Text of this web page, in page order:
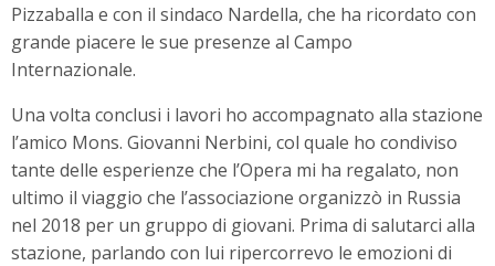
Pizzaballa e con il sindaco Nardella, che ha ricordato con
grande piacere le sue presenze al Campo
Internazionale.
Una volta conclusi i lavori ho accompagnato alla stazione
l’amico Mons. Giovanni Nerbini, col quale ho condiviso
tante delle esperienze che l’Opera mi ha regalato, non
ultimo il viaggio che l’associazione organizzò in Russia
nel 2018 per un gruppo di giovani. Prima di salutarci alla
stazione, parlando con lui ripercorrevo le emozioni di